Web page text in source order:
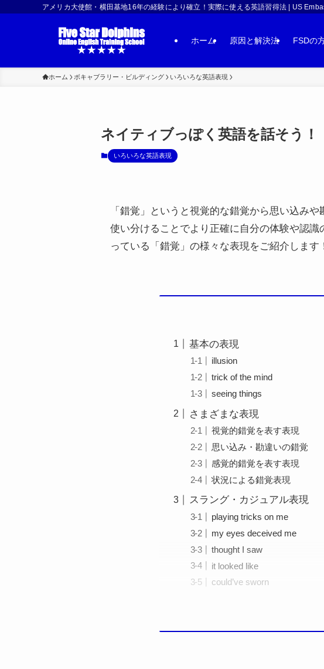
アメリカ大使館・横田基地16年の経験により確立！実際に使える英語習得法 | US
ホーム 原因と解決法 FSDの
ホーム ボキャブラリー・ビルディング いろいろな英語表現
ネイティブっぽく英語を話そう！
いろいろな英語表現
「錯覚」というと視覚的な錯覚から思い込み
使い分けることでより正確に自分の体験や認
っている「錯覚」の様々な表現をご紹介します
基本の表現
illusion
trick of the mind
seeing things
さまざまな表現
視覚的錯覚を表す表現
思い込み・勘違いの錯覚
感覚的錯覚を表す表現
状況による錯覚表現
スラング・カジュアル表現
playing tricks on me
my eyes deceived me
thought I saw
it looked like
could’ve sworn